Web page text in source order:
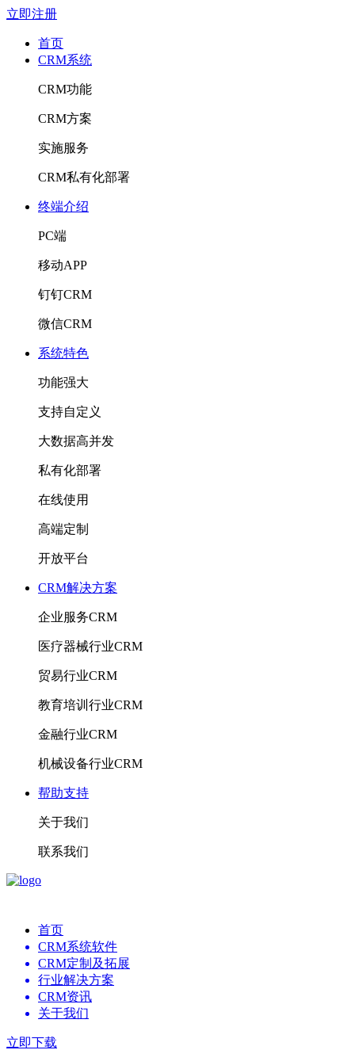
立即注册
首页
CRM系统
CRM功能
CRM方案
实施服务
CRM私有化部署
终端介绍
PC端
移动APP
钉钉CRM
微信CRM
系统特色
功能强大
支持自定义
大数据高并发
私有化部署
在线使用
高端定制
开放平台
CRM解决方案
企业服务CRM
医疗器械行业CRM
贸易行业CRM
教育培训行业CRM
金融行业CRM
机械设备行业CRM
帮助支持
关于我们
联系我们
首页
CRM系统软件
CRM定制及拓展
行业解决方案
CRM资讯
关于我们
立即下载